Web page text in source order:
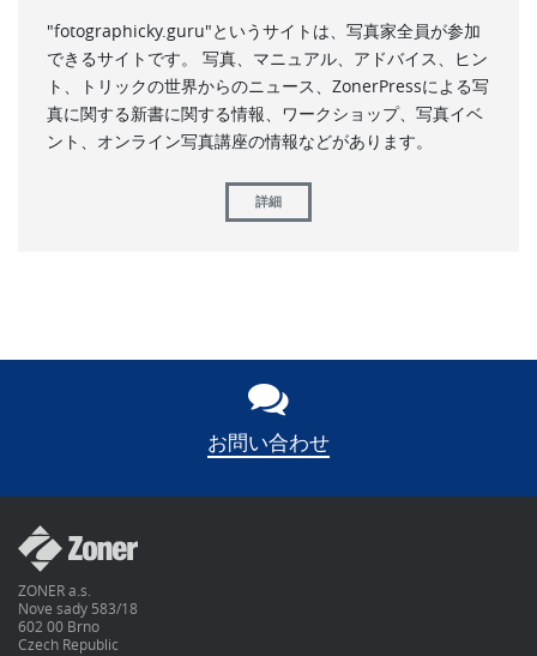
"fotographicky.guru"というサイトは、写真家全員が参加
できるサイトです。 写真、マニュアル、アドバイス、ヒン
ト、トリックの世界からのニュース、ZonerPressによる写
真に関する新書に関する情報、ワークショップ、写真イベ
ント、オンライン写真講座の情報などがあります。
詳細
お問い合わせ
ZONER a.s.
Nove sady 583/18
602 00 Brno
Czech Republic